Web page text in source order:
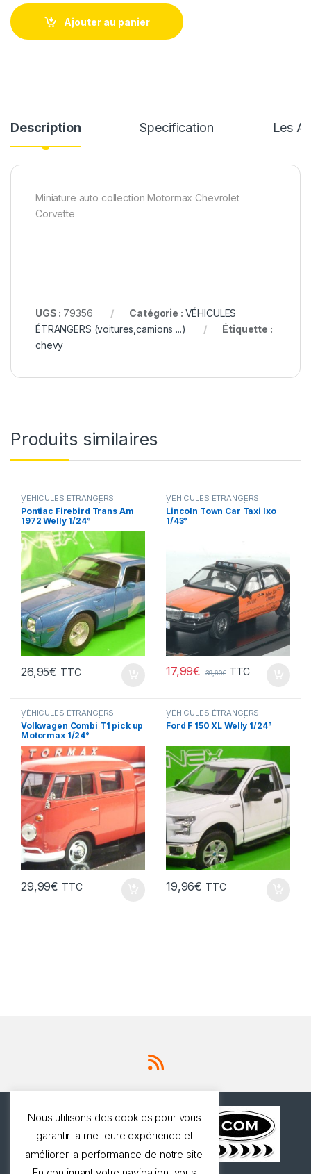
Ajouter au panier
Description Specification Les
Miniature auto collection Motormax Chevrolet
Corvette
UGS : 79356 Catégorie : VÉHICULES
ÉTRANGERS (voitures,camions ...)
Étiquette :
chevy
Produits similaires
VÉHICULES ÉTRANGERS
(voitures,camions ...)
Pontiac Firebird Trans Am
1972 Welly 1/24°
26,95€ TTC
VÉHICULES ÉTRANGERS
(voitures,camions ...)
Lincoln Town Car Taxi Ixo
1/43°
17,99€ 39,60€ TTC
VÉHICULES ÉTRANGERS
(voitures,camions ...)
Volkwagen Combi T1 pick up
Motormax 1/24°
29,99€ TTC
VÉHICULES ÉTRANGERS
(voitures,camions ...)
Ford F 150 XL Welly 1/24°
19,96€ TTC
Nous utilisons des cookies pour vous
garantir la meilleure expérience et
améliorer la performance de notre site.